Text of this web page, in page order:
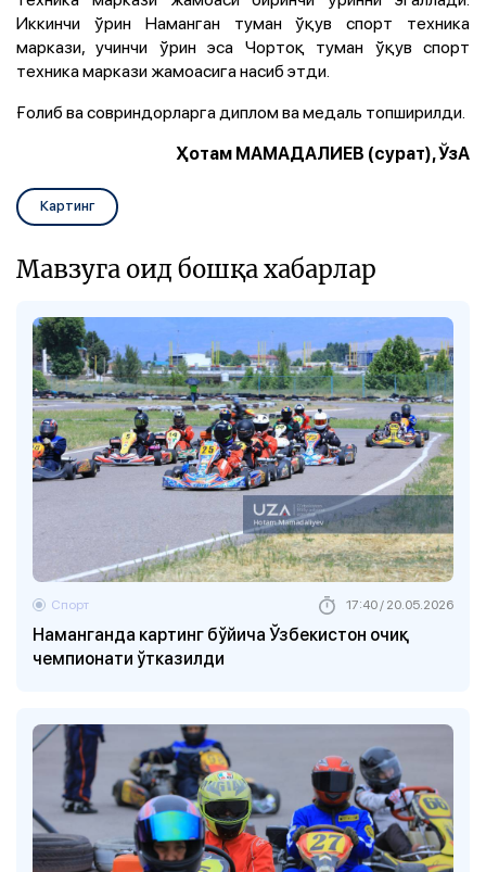
Иккинчи ўрин Наманган туман ўқув спорт техника
маркази, учинчи ўрин эса Чортоқ туман ўқув спорт
техника маркази жамоасига насиб этди.
Ғолиб ва совриндорларга диплом ва медаль топширилди.
Ҳотам МАМАДАЛИЕВ (сурат), ЎзА
Картинг
Мавзуга оид бошқа хабарлар
Наманганда картинг бўйича Ўзбекистон очиқ
чемпионати ўтказилди
Спорт 17:40 / 20.05.2026